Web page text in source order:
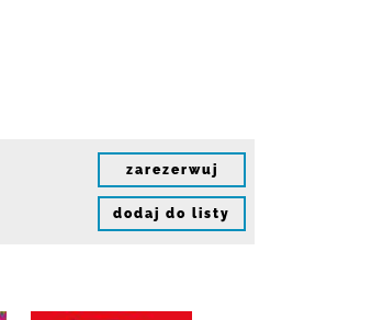
zarezerwuj
dodaj do listy